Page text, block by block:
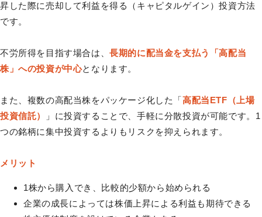
昇した際に売却して利益を得る（キャピタルゲイン）投資方法
です。
不労所得を目指す場合は、長期的に配当金を支払う「高配当
株」への投資が中心となります。
また、複数の高配当株をパッケージ化した「 高配当ETF（上場
投資信託）
」に投資することで、手軽に分散投資が可能です。1
つの銘柄に集中投資するよりもリスクを抑えられます。
メリット
1株から購入でき、比較的少額から始められる
企業の成長によっては株価上昇による利益も期待できる